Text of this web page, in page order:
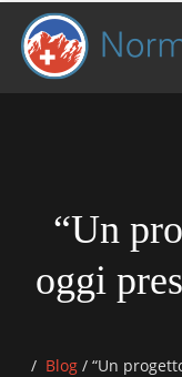
“Un
oggi
Blog / “Un